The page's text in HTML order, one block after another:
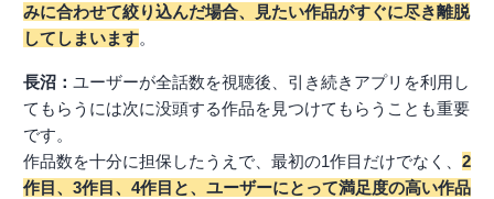
みに合わせて絞り込んだ場合、見たい作品がすぐに尽き離脱
してしまいます。
長沼： ユーザーが全話数を視聴後、引き続きアプリを利用し
てもらうには次に没頭する作品を見つけてもらうことも重要
です。
作品数を十分に担保したうえで、最初の1作目だけでなく、 2
作目、3作目、4作目と、ユーザーにとって満足度の高い作品